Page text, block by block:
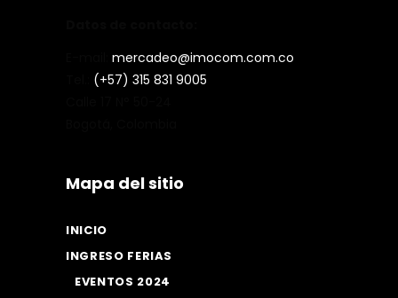
mercadeo@imocom.com.co
(+57) 315 831 9005
Mapa del sitio
INICIO
INGRESO FERIAS
EVENTOS 2024